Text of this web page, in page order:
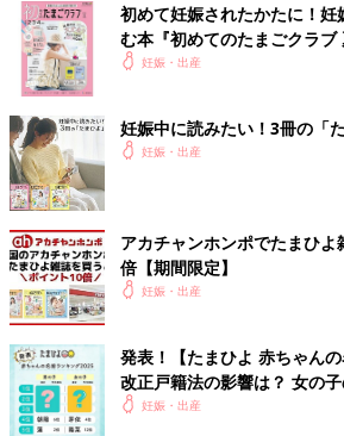
初めて妊娠されたかたに！
む本『初めてのたまごクラブ
妊娠・出産
妊娠中に読みたい！3冊の「
妊娠・出産
アカチャンホンポでたまひ
倍【期間限定】
妊娠・出産
発表！【たまひよ 赤ちゃん
改正戸籍法の影響は？ 女の子の1位に初めて輝いた名
前に納得？！
妊娠・出産